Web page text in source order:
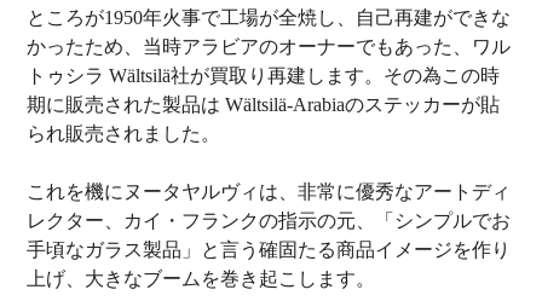
ところが1950年火事で工場が全焼し、自己再建ができな
かったため、当時アラビアのオーナーでもあった、ワル
トゥシラ Wältsilä社が買取り再建します。その為この時
期に販売された製品は Wältsilä-Arabiaのステッカーが貼
られ販売されました。
これを機にヌータヤルヴィは、非常に優秀なアートディ
レクター、カイ・フランクの指示の元、「シンプルでお
手頃なガラス製品」と言う確固たる商品イメージを作り
上げ、大きなブームを巻き起こします。